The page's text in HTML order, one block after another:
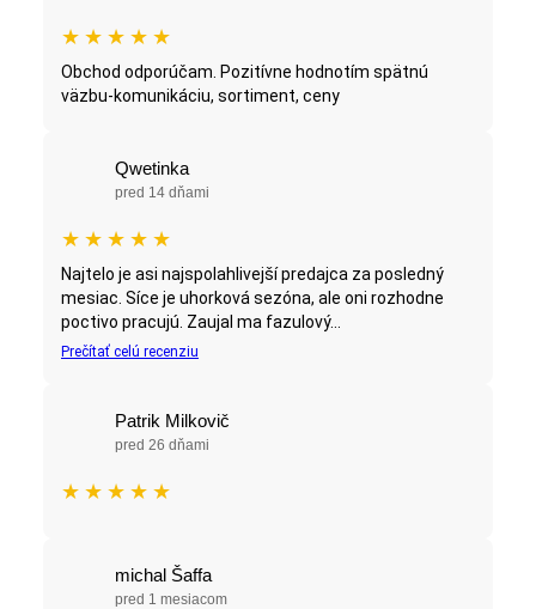
★ ★ ★ ★ ★
Obchod odporúčam. Pozitívne hodnotím spätnú
väzbu-komunikáciu, sortiment, ceny
Qwetinka
pred 14 dňami
★ ★ ★ ★ ★
Najtelo je asi najspolahlivejší predajca za posledný
mesiac. Síce je uhorková sezóna, ale oni rozhodne
poctivo pracujú. Zaujal ma fazulový...
Prečítať celú recenziu
Patrik Milkovič
pred 26 dňami
★ ★ ★ ★ ★
michal Šaffa
pred 1 mesiacom